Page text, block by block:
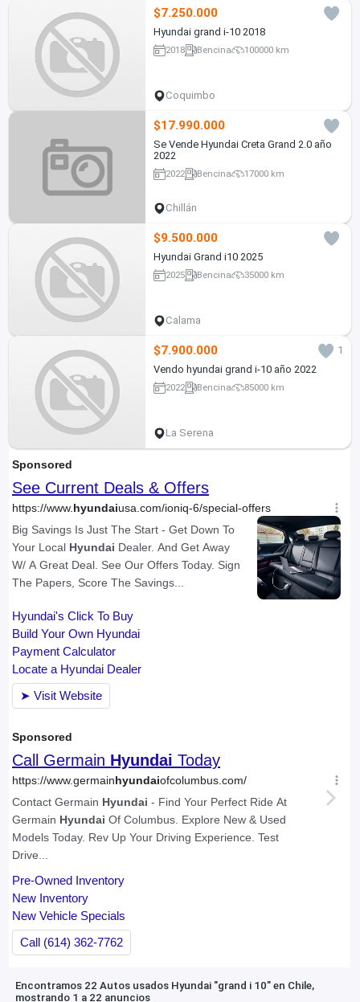
$7.250.000
Hyundai grand i-10 2018
2018 Bencina 100000 km
Coquimbo
$17.990.000
Se Vende Hyundai Creta Grand 2.0 año
2022
2022 Bencina 17000 km
Chillán
$9.500.000
Hyundai Grand i10 2025
2025 Bencina 35000 km
Calama
$7.900.000
1
Vendo hyundai grand i-10 año 2022
2022 Bencina 85000 km
La Serena
Encontramos 22 Autos usados Hyundai "grand i 10" en Chile,
mostrando 1 a 22 anuncios